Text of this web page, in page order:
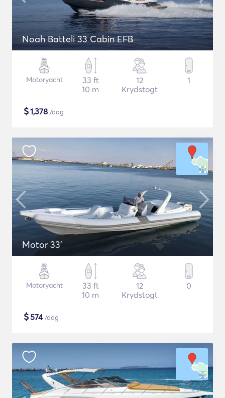
Noah Batteli 33 Cabin EFB
Motoryacht
33 ft
10 m
12
Krydstogt
1
$1,378 /dag
Motor 33'
Motoryacht
33 ft
10 m
12
Krydstogt
0
$574/dag